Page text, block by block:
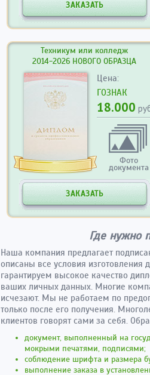
ЗАКАЗАТЬ
Техникум или колледж
2014-2026 НОВОГО ОБРАЗЦА
Цена:
ГОЗНАК
18.000
Фото
документа
ЗАКАЗАТЬ
Где нужно
Наша компания предлагает
описаны все условия изготовления
гарантируем высокое качество
ваших личных данных. Многие
исчезают. Мы не работаем по
только после его получения.
клиентов говорят сами за себя.
документ, выполненный на
мокрыми печатями, подписями;
соблюдение шрифта и размера
выполнение заказа в